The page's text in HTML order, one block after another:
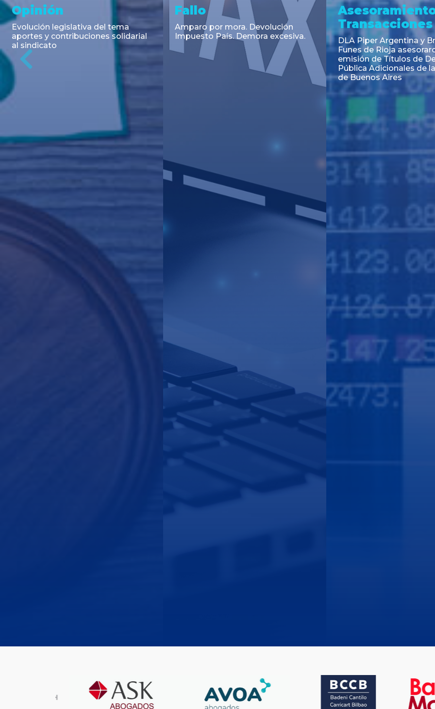
Asesoramiento y
Transacciones
Co-Emisión de Obligaciones
Negociables por US$400.000.000
de Petroquímica Comodoro
Rivadavia S.A. y Luz de Tres Picos
Noticia
Cambios en el Código Alimentario
Argentino: simplifican trámites
para la importación de aditivos,
coadyuvantes e ingredientes
alimentarios y unifican autoridad
Noticia
CNV: Criterio
colocaciones primarias
Previous